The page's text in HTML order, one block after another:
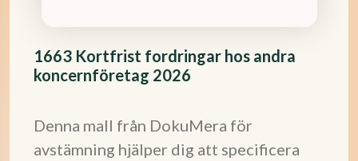
1663 Kortfrist fordringar hos andra
koncernföretag 2026
Denna mall från DokuMera för
avstämning hjälper dig att specificera